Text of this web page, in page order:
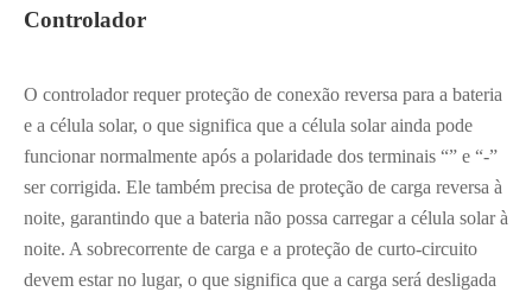
Controlador
O controlador requer proteção de conexão reversa para a bateria
e a célula solar, o que significa que a célula solar ainda pode
funcionar normalmente após a polaridade dos terminais “” e “-”
ser corrigida. Ele também precisa de proteção de carga reversa à
noite, garantindo que a bateria não possa carregar a célula solar à
noite. A sobrecorrente de carga e a proteção de curto-circuito
devem estar no lugar, o que significa que a carga será desligada